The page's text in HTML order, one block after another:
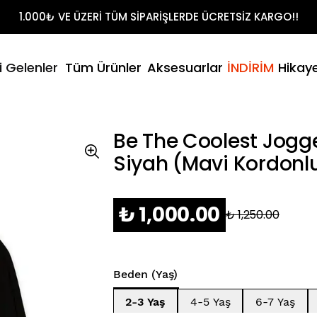
1.000₺ VE ÜZERİ TÜM SİPARİŞLERDE ÜCRETSİZ KARGO!!
Gelenler
Şort & T-
Tüm Ürünler
Takımları
Aksesuarlar İNDİRİM
Yaz
Be The Coolest
Siyah (Mavi
₺ 1,000.00 ₺ 1,250.00
Beden (Yaş)
2-3 Yaş 4-5 Yaş 6-7 Yaş